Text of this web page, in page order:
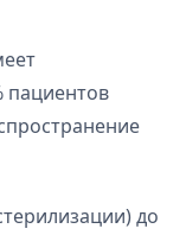
пациентов
до